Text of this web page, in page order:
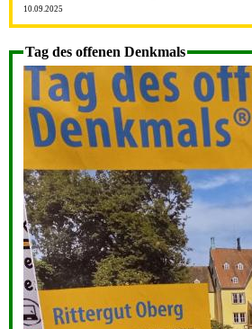
10.09.2025
Tag des offenen Denkmals